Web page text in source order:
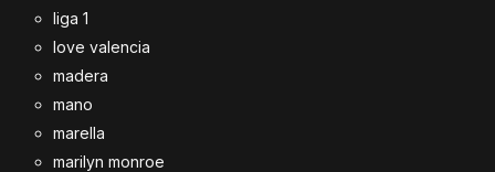
liga 1
love valencia
madera
mano
marella
marilyn monroe